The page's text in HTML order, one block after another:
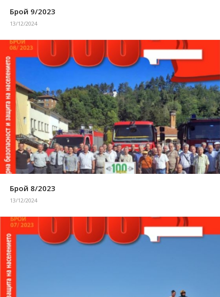
Брой 9/2023
13/12/2024
Брой 8/2023
13/12/2024